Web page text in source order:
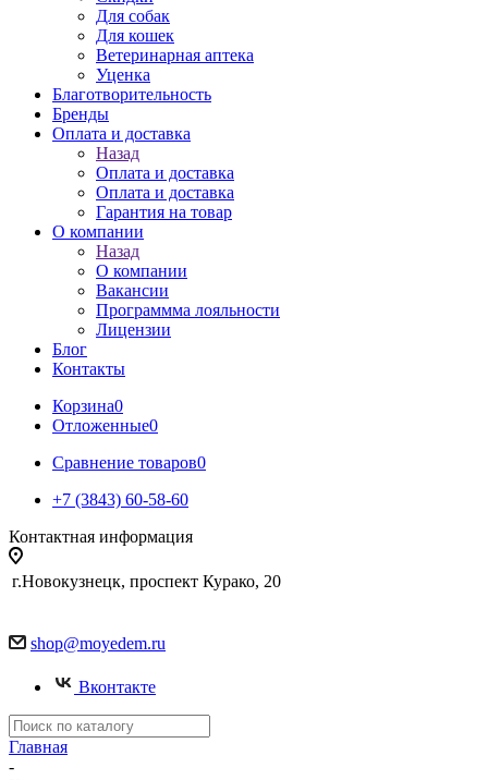
Для собак
Для кошек
Ветеринарная аптека
Уценка
Благотворительность
Бренды
Оплата и доставка
Назад
Оплата и доставка
Оплата и доставка
Гарантия на товар
О компании
Назад
О компании
Вакансии
Программма лояльности
Лицензии
Блог
Контакты
Корзина0
Отложенные0
Сравнение товаров0
+7 (3843) 60-58-60
Контактная информация
г.Новокузнецк, проспект Курако, 20
shop@moyedem.ru
Вконтакте
Главная
-